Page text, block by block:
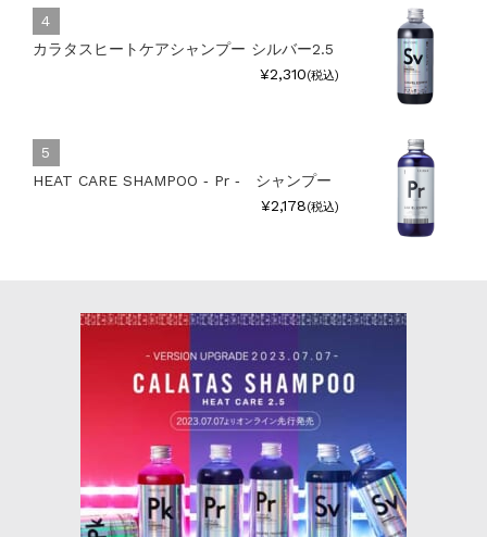
カラタスヒートケアシャンプー シルバー2.5
¥2,310(税込)
HEAT CARE SHAMPOO ‐ Pr ‐ シャンプー
¥2,178(税込)